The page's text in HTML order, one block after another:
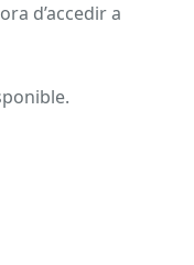
d’accedir a